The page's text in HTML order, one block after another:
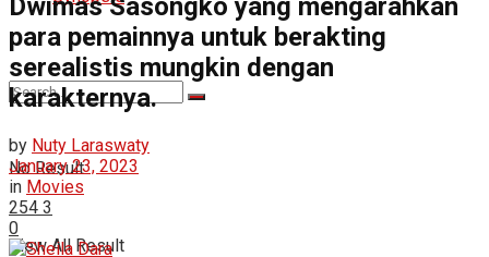
No Result
View All Result
Dwimas Sasongko yang mengarahkan
para pemainnya untuk berakting
serealistis mungkin dengan
karakternya.
by Nuty Laraswaty
January 23, 2023
in Movies
254 3
0